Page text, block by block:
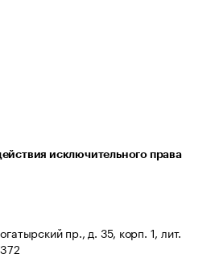
исключительного права
пр., д. 35, корп. 1, лит.